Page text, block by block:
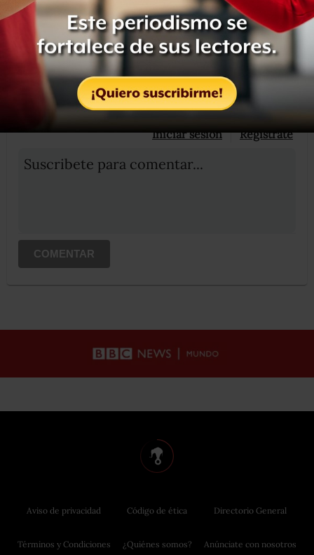
Compartir Leer después
OCULTAR COMENTARIOS
Iniciar sesión Registrate
Suscribete para comentar...
COMENTAR
Aviso de privacidad
Términos y Condiciones
Código de ética
¿Quiénes somos?
Directorio General
Anúnciate con nosotros